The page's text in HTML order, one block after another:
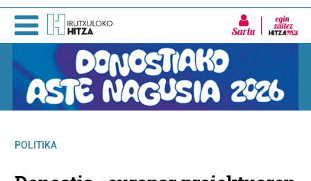
Sartu
POLITIKA